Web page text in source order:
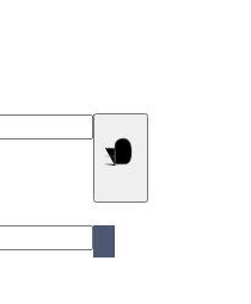
suchst?
Die
suchst?